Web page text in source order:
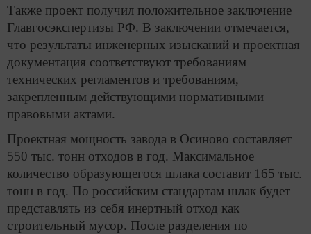
Также проект получил положительное заключение
Главгосэкспертизы РФ. В заключении отмечается,
что результаты инженерных изысканий и проектная
документация соответствуют требованиям
технических регламентов и требованиям,
закрепленным действующими нормативными
правовыми актами.
Проектная мощность завода в Осиново составляет
550 тыс. тонн отходов в год. Максимальное
количество образующегося шлака составит 165 тыс.
тонн в год. По российским стандартам шлак будет
представлять из себя инертный отход как
строительный мусор. После разделения по